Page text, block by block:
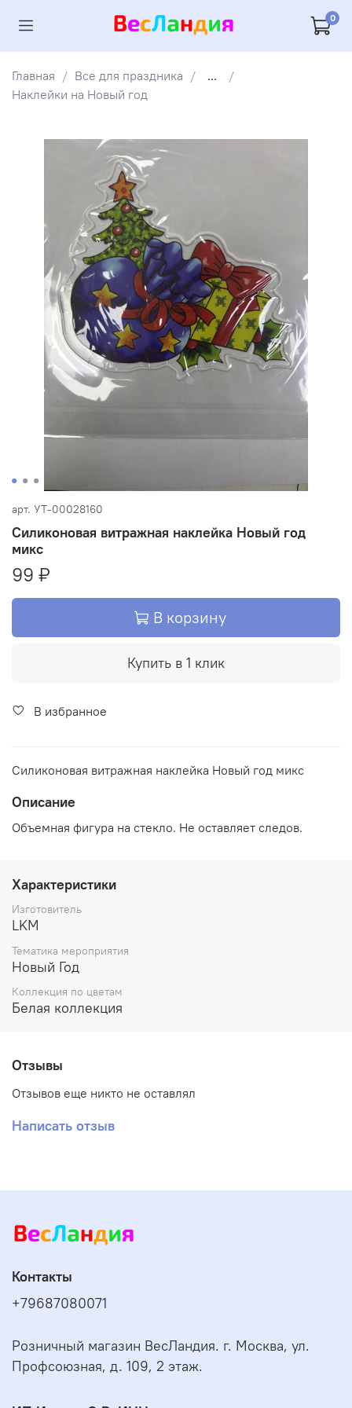
0
Главная Все для праздника
...
Наклейки на Новый год
арт. УТ-00028160
Силиконовая витражная наклейка Новый год
микс
99 ₽
В корзину
Купить в 1 клик
В избранное
Силиконовая витражная наклейка Новый год микс
Описание
Объемная фигура на стекло. Не оставляет следов.
Характеристики
Изготовитель
LKM
Тематика мероприятия
Новый Год
Коллекция по цветам
Белая коллекция
Отзывы
Отзывов еще никто не оставлял
Написать отзыв
Контакты
+79687080071
Розничный магазин ВесЛандия. г. Москва, ул.
Профсоюзная, д. 109, 2 этаж.